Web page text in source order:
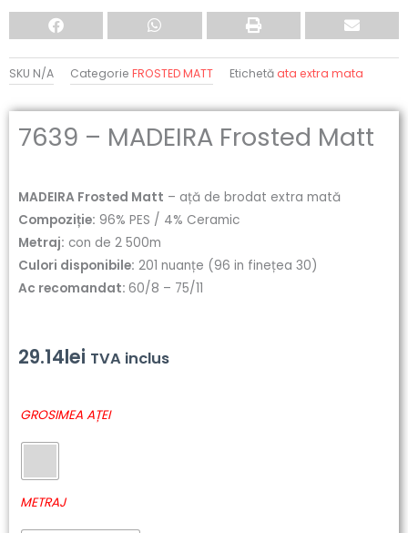
SKU N/A Categorie FROSTED MATT Etichetă ata extra mata
7639 – MADEIRA Frosted Matt
MADEIRA Frosted Matt – ață de brodat extra mată
Compoziție: 96% PES / 4% Ceramic
Metraj: con de 2 500m
Culori disponibile: 201 nuanțe (96 in finețea 30)
Ac recomandat: 60/8 – 75/11
29.14lei TVA inclus
GROSIMEA AȚEI
METRAJ
Cantitate
MADEIRA
Frosted